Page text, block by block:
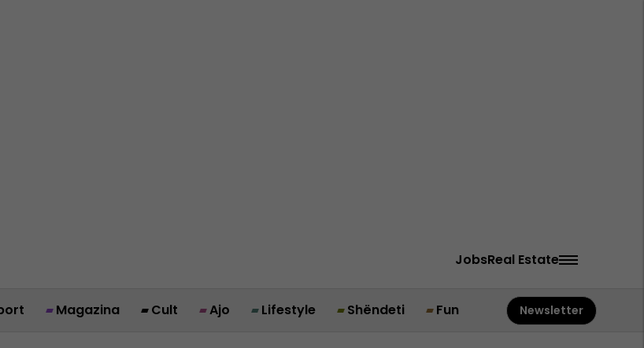
JobsReal Estate
Magazina Cult Ajo Lifestyle Shëndeti Fun Newsletter